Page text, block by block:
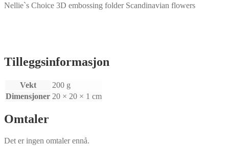
Nellie`s Choice 3D embossing folder Scandinavian flowers
Tilleggsinformasjon
Vekt
200 g
Dimensjoner 20 × 20 × 1 cm
Omtaler
Det er ingen omtaler ennå.